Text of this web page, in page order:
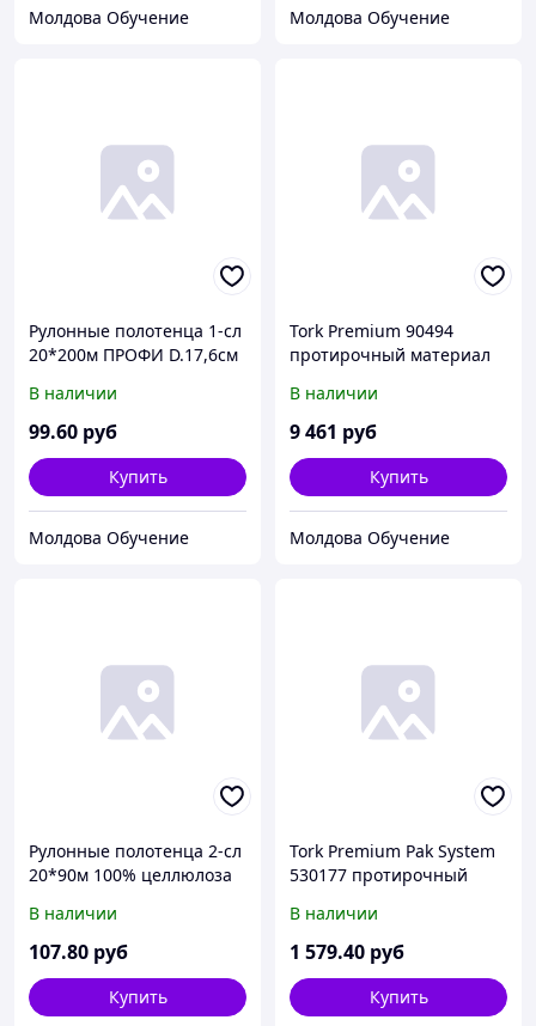
Молдова Обучение Молдова Обучение
Рулонные полотенца 1-сл
20*200м ПРОФИ D.17,6см
В наличии
99.60 руб
Купить
Молдова Обучение
Tork Premium 90494
протирочный материал
(х1)
В наличии
9 461 руб
Купить
Молдова Обучение
Рулонные полотенца 2-сл
20*90м 100% целлюлоза
ВЫТЯЖКОЙ (15рул/упак)
В наличии
107.80 руб
Купить
Tork Premium Pak System
530177 протирочный
38,5*64,2 60л (х5)
В наличии
1 579.40 руб
Купить